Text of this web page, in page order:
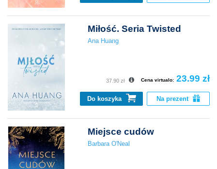
Miłość. Seria Twisted
Ana Huang
Cena virtualo: 23.99 zł
37.90 zł
Do koszyka Na prezent
Miejsce cudów
Barbara O'Neal